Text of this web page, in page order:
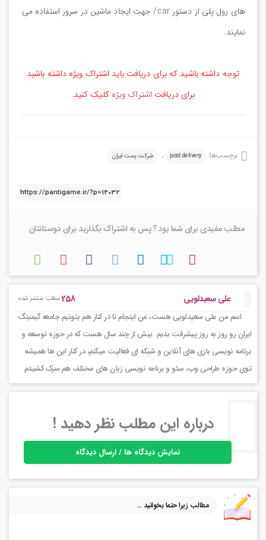
های رول پلی از دستور car/ جهت ایجاد ماشین در سرور استفاده می
نمایند.
توجه داشته باشید که برای دریافت باید اشتراک ویژه داشته باشید
برای دریافت اشتراک ویژه کلیک کنید.
برچسب‌ها: post delivery
, شرکت پست ایران
مطلب مفیدی برای شما بود ؟ پس به اشتراک بگذارید برای دوستانتان
علی سعیدلویی 258مطلب منتشر شده
اسم من علی سعیدلویی هست، من اینجام تا در کنار هم بتونیم جامعه گیمینگ
ایران رو روز به روز پیشرفت بدیم. بیش از چند سال هست که در حوزه توسعه و
برنامه نویسی بازی های آنلاین و شبکه ای فعالیت میکنم، در کنار این ها همیشه
توی حوزه طراحی وب، سئو و برنامه نویسی زبان های مختلف هم سرک کشیدم
درباره این مطلب نظر دهید !
نمایش دیدگاه ها / ارسال دیدگاه
مطالب زیرا حتما بخوانید ...